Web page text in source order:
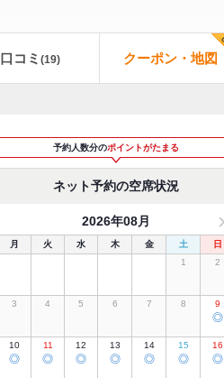
口コミ (19) クーポン・地図
予約人数分のポイントがたまる
ネット予約の空席状況
2026年08月
月 火 水 木 金 土
日
1
2
3 4 5 6 7 8 9
◎
10
◎
11
◎
12
◎
13
◎
14
◎
15
◎
16
◎